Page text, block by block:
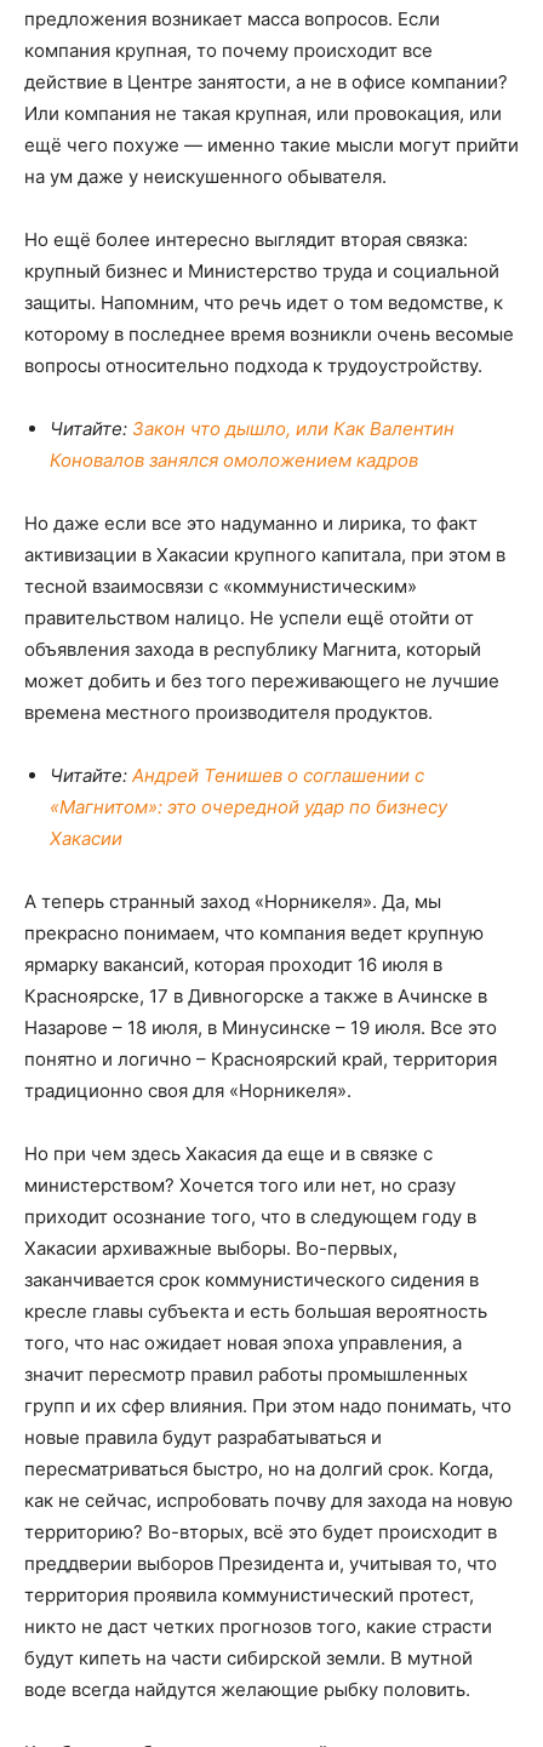
предложения возникает масса вопросов. Если
компания крупная, то почему происходит все
действие в Центре занятости, а не в офисе компании?
Или компания не такая крупная, или провокация, или
ещё чего похуже — именно такие мысли могут прийти
на ум даже у неискушенного обывателя.
Но ещё более интересно выглядит вторая связка:
крупный бизнес и Министерство труда и социальной
защиты. Напомним, что речь идет о том ведомстве, к
которому в последнее время возникли очень весомые
вопросы относительно подхода к трудоустройству.
Читайте: Закон что дышло, или Как Валентин
Коновалов занялся омоложением кадров
Но даже если все это надуманно и лирика, то факт
активизации в Хакасии крупного капитала, при этом в
тесной взаимосвязи с «коммунистическим»
правительством налицо. Не успели ещё отойти от
объявления захода в республику Магнита, который
может добить и без того переживающего не лучшие
времена местного производителя продуктов.
Читайте: Андрей Тенишев о соглашении с
«Магнитом»: это очередной удар по бизнесу
Хакасии
А теперь странный заход «Норникеля». Да, мы
прекрасно понимаем, что компания ведет крупную
ярмарку вакансий, которая проходит 16 июля в
Красноярске, 17 в Дивногорске а также в Ачинске в
Назарове – 18 июля, в Минусинске – 19 июля. Все это
понятно и логично – Красноярский край, территория
традиционно своя для «Норникеля».
Но при чем здесь Хакасия да еще и в связке с
министерством? Хочется того или нет, но сразу
приходит осознание того, что в следующем году в
Хакасии архиважные выборы. Во-первых,
заканчивается срок коммунистического сидения в
кресле главы субъекта и есть большая вероятность
того, что нас ожидает новая эпоха управления, а
значит пересмотр правил работы промышленных
групп и их сфер влияния. При этом надо понимать, что
новые правила будут разрабатываться и
пересматриваться быстро, но на долгий срок. Когда,
как не сейчас, испробовать почву для захода на новую
территорию? Во-вторых, всё это будет происходит в
преддверии выборов Президента и, учитывая то, что
территория проявила коммунистический протест,
никто не даст четких прогнозов того, какие страсти
будут кипеть на части сибирской земли. В мутной
воде всегда найдутся желающие рыбку половить.